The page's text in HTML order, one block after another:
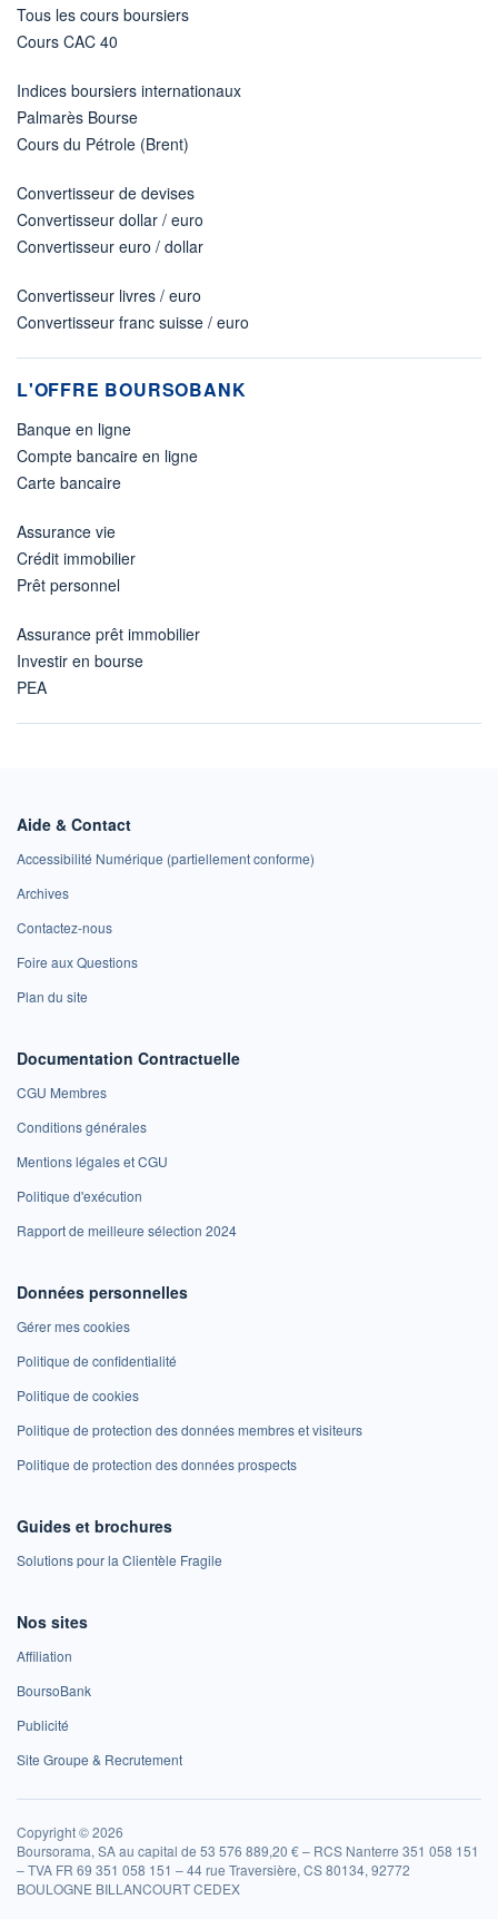
Tous les cours boursiers
Cours CAC 40
Indices boursiers internationaux
Palmarès Bourse
Cours du Pétrole (Brent)
Convertisseur de devises
Convertisseur dollar / euro
Convertisseur euro / dollar
Convertisseur livres / euro
Convertisseur franc suisse / euro
L'OFFRE BOURSOBANK
Banque en ligne
Compte bancaire en ligne
Carte bancaire
Assurance vie
Crédit immobilier
Prêt personnel
Assurance prêt immobilier
Investir en bourse
PEA
Aide & Contact
Accessibilité Numérique (partiellement conforme)
Archives
Contactez-nous
Foire aux Questions
Plan du site
Documentation Contractuelle
CGU Membres
Conditions générales
Mentions légales et CGU
Politique d'exécution
Rapport de meilleure sélection 2024
Données personnelles
Gérer mes cookies
Politique de confidentialité
Politique de cookies
Politique de protection des données membres et visiteurs
Politique de protection des données prospects
Guides et brochures
Solutions pour la Clientèle Fragile
Nos sites
Affiliation
BoursoBank
Publicité
Site Groupe & Recrutement
Copyright © 2026
Boursorama, SA au capital de 53 576 889,20 € – RCS Nanterre 351 058 151
– TVA FR 69 351 058 151 – 44 rue Traversière, CS 80134, 92772
BOULOGNE BILLANCOURT CEDEX